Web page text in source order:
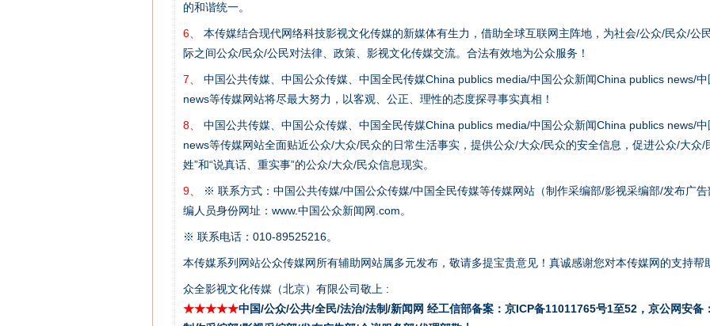
的和谐统一。
6、
本传媒结合现代网络科技影视文化传媒的新媒体有生力，借助全球互联网主阵地，为社会/公众/民众/公
际之间公众/民众/公民对法律、政策、影视文化传媒交流。合法有效地为公众服务！
7、
中国公共传媒、中国公众传媒、中国全民传媒China publics media/中国公众新闻China publics news/
news等传媒网站将尽最大努力，以客观、公正、理性的态度探寻事实真相！
8、
中国公共传媒、中国公众传媒、中国全民传媒China publics media/中国公众新闻China publics news/
news等传媒网站全面贴近公众/大众/民众的日常生活事实，提供公众/大众/民众的安全信息，促进公众/大众/
姓”和“说真话、重实事”的公众/大众/民众信息现实。
9、
※ 联系方式：中国公共传媒/中国公众传媒/中国全民传媒等传媒网站（制作采编部/影视采编部/发布广
编人员身份网址：www.中国公众新闻网.com。
※ 联系电话：010-89525216。
本传媒系列网站公众传媒网所有辅助网站属多元发布，敬请多提宝贵意见！真诚感谢您对本传媒网的支持帮
众全影视文化传媒（北京）有限公司敬上 :
★★★★★中国/公众/公共/全民/法治/法制/新闻网 经工信部备案：京ICP备11011765号1至52，京公网安备
在谋一域中谋全局